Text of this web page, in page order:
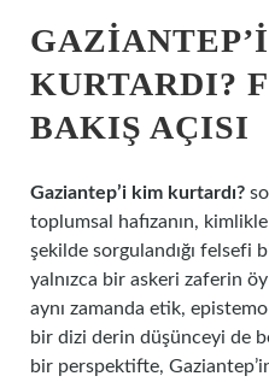
KURTARDI?
BAKIŞ AÇISI
Gaziantep’i kim kurtardı?
toplumsal hafızanın,
şekilde sorgulandığı felsefi
yalnızca bir askeri zaferin
aynı zamanda etik,
bir dizi derin düşünceyi de
bir perspektifte,